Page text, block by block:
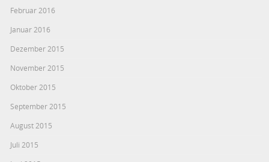
Februar 2016
Januar 2016
Dezember 2015
November 2015
Oktober 2015
September 2015
August 2015
Juli 2015